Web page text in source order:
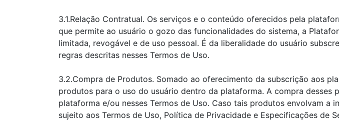
3.1.Relação Contratual. Os serviços e o conteúdo oferecidos pela
que permite ao usuário o gozo das funcionalidades do sistema, a
limitada, revogável e de uso pessoal. É da liberalidade do usuário
regras descritas nesses Termos de Uso.
3.2.Compra de Produtos. Somado ao oferecimento da subscrição aos
produtos para o uso do usuário dentro da plataforma. A compra desses
plataforma e/ou nesses Termos de Uso. Caso tais produtos envolvam
sujeito aos Termos de Uso, Política de Privacidade e Especificações de